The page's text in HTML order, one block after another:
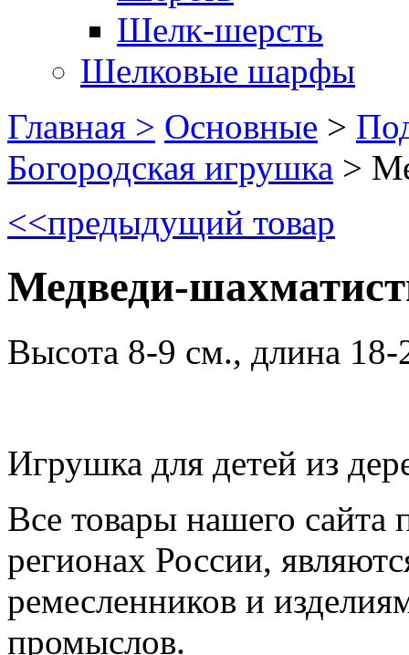
Шелк-шерсть
Шелковые шарфы
Главная > Основные >
Богородская игрушка >
<<предыдущий товар
Медведи-
Высота 8-9 см., длина
Игрушка для детей из
Все товары нашего сайта
регионах России,
ремесленников и
промыслов.